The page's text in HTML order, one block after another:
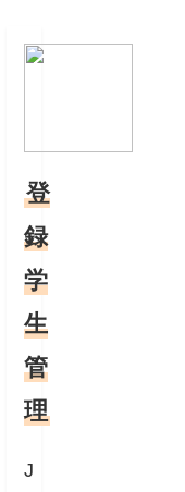
登
録
学
生
管
理
J